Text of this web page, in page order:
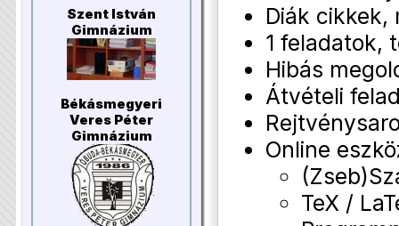
Szent István
Gimnázium
Békásmegyeri
Veres Péter
Gimnázium
Diák cikkek,
1 feladatok,
Hibás
Átvételi
Online
TeX /